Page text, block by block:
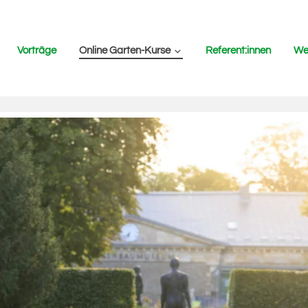
Vorträge Online Garten-Kurse Referent:innen